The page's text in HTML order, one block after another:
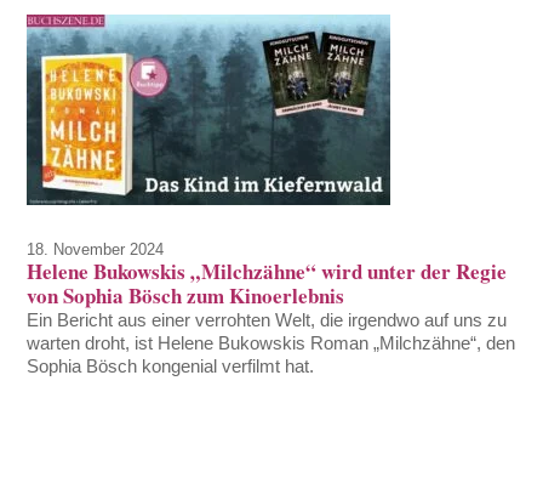
18. November 2024
Helene Bukowskis „Milchzähne“ wird unter der Regie
von Sophia Bösch zum Kinoerlebnis
Ein Bericht aus einer verrohten Welt, die irgendwo auf uns zu
warten droht, ist Helene Bukowskis Roman „Milchzähne“, den
Sophia Bösch kongenial verfilmt hat.